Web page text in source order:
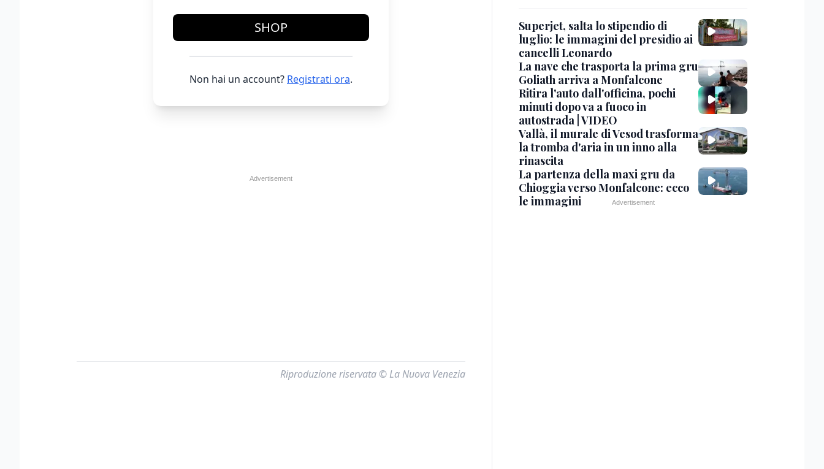
SHOP
Non hai un account? Registrati ora.
Riproduzione riservata © La Nuova Venezia
Superjet, salta lo stipendio di
luglio: le immagini del presidio ai
cancelli Leonardo
La nave che trasporta la prima gru
Goliath arriva a Monfalcone
Ritira l'auto dall'officina, pochi
minuti dopo va a fuoco in
autostrada | VIDEO
Vallà, il murale di Vesod trasforma
la tromba d'aria in un inno alla
rinascita
La partenza della maxi gru da
Chioggia verso Monfalcone: ecco
le immagini